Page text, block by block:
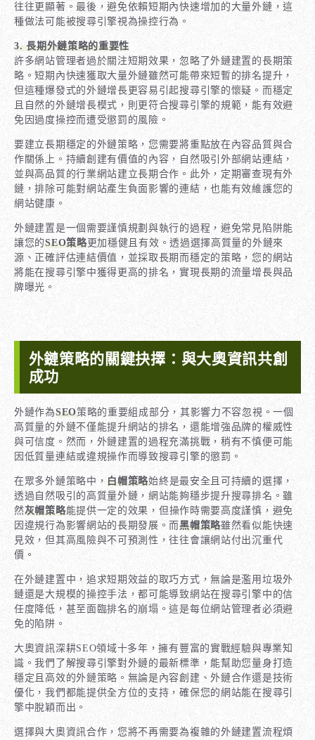
往往更顯著。最後，避免依賴短期內快速增加的大量外鏈，這
種做法可能被搜尋引擎視為操控行為。
3. 長期外鏈策略的重要性
許多網站管理者過於關注短期效果，忽略了外鏈建置的長期策
略。短期內快速獲取大量外鏈雖然可能帶來短暫的排名提升，
但這種爆發式的外鏈增長更容易引起搜尋引擎的懷疑。而穩定
且自然的外鏈增長模式，則更符合搜尋引擎的規範，能有效避
免因過度操控而遭受懲罰的風險。
要建立長期穩定的外鏈策略，您需要將重點放在內容品質與合
作關係上。持續創建有價值的內容，自然吸引外部網站連結，
並與高品質的行業網站建立長期合作。此外，定期審查現有外
鏈，排除可能對網站產生負面影響的連結，也能有效維護您的
網站健康。
外鏈建置是一個需要謹慎規劃與執行的過程，避免常見陷阱能
讓您的SEO策略更加穩健且有效。透過選擇高質量的外鏈來
源、正確評估連結價值，並採取長期而穩定的策略，您的網站
將能在搜尋引擎中獲得更高的排名，實現長期的流量增長與品
牌曝光。
外鏈策略的關鍵抉擇：與大奧資訊共創
成功
外鏈作為SEO策略的重要組成部分，其影響力不容忽視。一個
高質量的外鏈不僅能提升網站的排名，還能增強品牌的權威性
與可信度。然而，外鏈建置的過程充滿挑戰，稍有不慎便可能
因低質量連結或違規操作而導致搜尋引擎的懲罰。
在眾多外鏈策略中，白帽策略始終是最安全且可持續的選擇，
透過自然吸引的高質量外鏈，網站能夠穩步提升搜尋排名。雖
然灰帽策略能提供一定的效果，但操作時需要高度謹慎，避免
因違規行為影響網站的長期發展。而黑帽策略雖然看似能快速
見效，但其高風險與不可預測性，往往會讓網站付出沉重代
價。
在外鏈建置中，追求短期效益的取巧方式，無論是濫用垃圾外
鏈還是大規模的操控手法，都可能導致網站在搜尋引擎中的信
任度降低，甚至面臨排名的崩塌。這是每位網站管理者必須避
免的陷阱。
大奧資訊深耕SEO領域十多年，擁有豐富的實戰經驗與專業知
識。我們了解搜尋引擎對外鏈的最新標準，能幫助您量身打造
穩定且高效的外鏈策略。無論是內容創建、外鏈合作還是技術
優化，我們都能提供全方位的支持，確保您的網站能在搜尋引
擎中脫穎而出。
選擇與大奧資訊合作，您將不再需要為複雜的外鏈建置流程煩